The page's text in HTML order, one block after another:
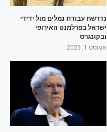
נדרשת עבודת נמלים מול ידידי
ישראל בפרלמנט האירופי
ובקונגרס
אוגוסט 1, 2025